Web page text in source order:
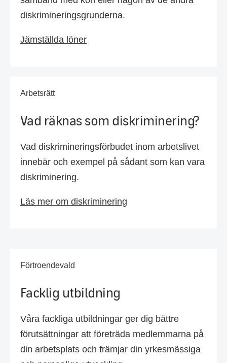
diskrimineringsgrunderna.
Jämställda löner
Arbetsrätt
Vad räknas som diskriminering?
Vad diskrimineringsförbudet inom arbetslivet
innebär och exempel på sådant som kan vara
diskriminering.
Läs mer om diskriminering
Förtroendevald
Facklig utbildning
Våra fackliga utbildningar ger dig bättre
förutsättningar att företräda medlemmarna på
din arbetsplats och främjar din yrkesmässiga